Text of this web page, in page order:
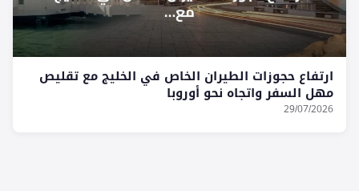
ارتفاع حجوزات الطيران الخاص في الخليج مع تقليص
مهل السفر واتجاه نحو أوروبا
29/07/2026